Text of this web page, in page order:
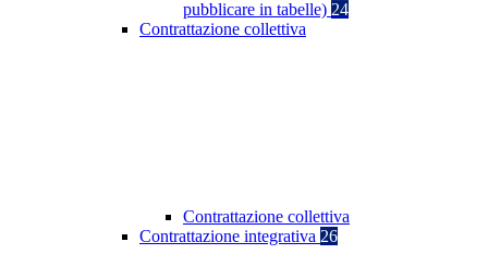
pubblicare in tabelle) 24
Contrattazione collettiva
Contrattazione collettiva
Contrattazione integrativa 26